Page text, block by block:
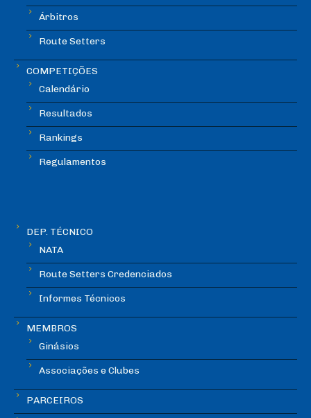
Árbitros
Route Setters
COMPETIÇÕES
Calendário
Resultados
Rankings
Regulamentos
DEP. TÉCNICO
NATA
Route Setters Credenciados
Informes Técnicos
MEMBROS
Ginásios
Associações e Clubes
PARCEIROS